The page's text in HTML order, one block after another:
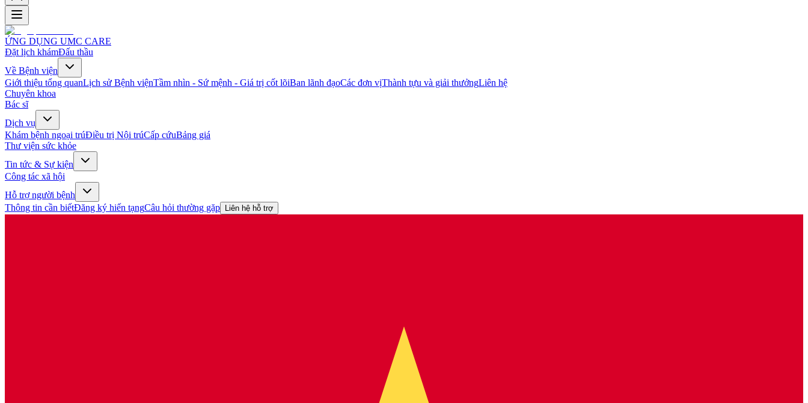
ỨNG DỤNG UMC CARE
Đặt lịch khámĐấu thầu
Về Bệnh viện
Giới thiệu tổng quanLịch sử Bệnh việnTầm nhìn - Sứ mệnh - Giá trị cốt lõiBan lãnh đạoCác đơn vịThành tựu và giải thưởngLiên hệ
Chuyên khoa
Bác sĩ
Dịch vụ
Khám bệnh ngoại trúĐiều trị Nội trúCấp cứuBảng giá
Thư viện sức khỏe
Tin tức & Sự kiện
Công tác xã hội
Hỗ trợ người bệnh
Thông tin cần biếtĐăng ký hiến tạngCâu hỏi thường gặp Liên hệ hỗ trợ